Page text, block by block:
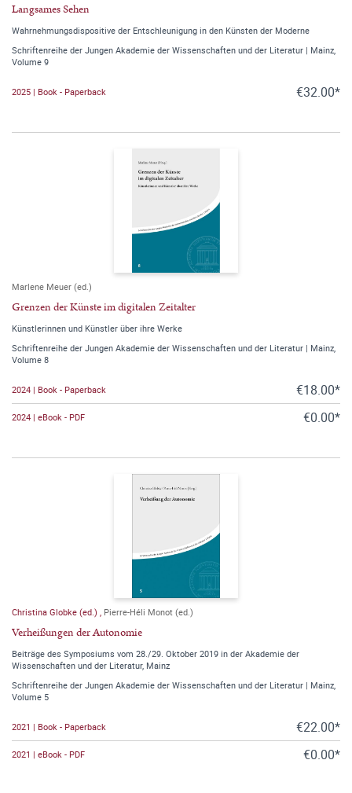
Langsames Sehen
Wahrnehmungsdispositive der Entschleunigung in den Künsten der Moderne
Schriftenreihe der Jungen Akademie der Wissenschaften und der Literatur | Mainz,
Volume 9
2025 | Book - Paperback €32.00*
Marlene Meuer (ed.)
Grenzen der Künste im digitalen Zeitalter
Künstlerinnen und Künstler über ihre Werke
Schriftenreihe der Jungen Akademie der Wissenschaften und der Literatur | Mainz,
Volume 8
2024 | Book - Paperback €18.00*
2024 | eBook - PDF €0.00*
Christina Globke (ed.) Pierre-Héli Monot (ed.)
Verheißungen der Autonomie
Beiträge des Symposiums vom 28./29. Oktober 2019 in der Akademie der
Wissenschaften und der Literatur, Mainz
Schriftenreihe der Jungen Akademie der Wissenschaften und der Literatur | Mainz,
Volume 5
2021 | Book - Paperback €22.00*
2021 | eBook - PDF €0.00*